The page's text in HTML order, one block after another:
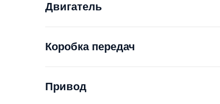
Двигатель
Коробка передач
Привод